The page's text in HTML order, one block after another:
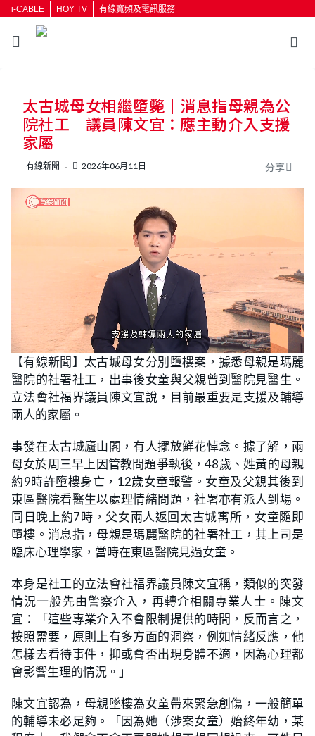
i-CABLE HOY TV 有線寬頻及電訊服務
按輸入鍵開始搜尋
太古城母女相繼墮斃｜消息指母親為公
院社工 議員陳文宜：應主動介入支援
家屬
有線新聞 2026年06月11日 分享
U
n
m
t
e
o
a
d
e
:
2
%
【有線新聞】太古城母女分別墮樓案，據悉母親是瑪麗
醫院的社署社工，出事後女童與父親曾到醫院見醫生。
立法會社福界議員陳文宜說，目前最重要是支援及輔導
兩人的家屬。
事發在太古城廬山閣，有人擺放鮮花悼念。據了解，兩
母女於周三早上因管教問題爭執後，48歲、姓黃的母親
約9時許墮樓身亡，12歲女童報警。女童及父親其後到
東區醫院看醫生以處理情緒問題，社署亦有派人到場。
同日晚上約7時，父女兩人返回太古城寓所，女童隨即
墮樓。消息指，母親是瑪麗醫院的社署社工，其上司是
臨床心理學家，當時在東區醫院見過女童。
本身是社工的立法會社福界議員陳文宜稱，類似的突發
情況一般先由警察介入，再轉介相關專業人士。陳文
宜：「這些專業介入不會限制提供的時間，反而言之，
按照需要，原則上有多方面的洞察，例如情緒反應，他
怎樣去看待事件，抑或會否出現身體不適，因為心理都
會影響生理的情況。」
陳文宜認為，母親墜樓為女童帶來緊急創傷，一般簡單
的輔導未必足夠。「因為她（涉案女童）始終年幼，某